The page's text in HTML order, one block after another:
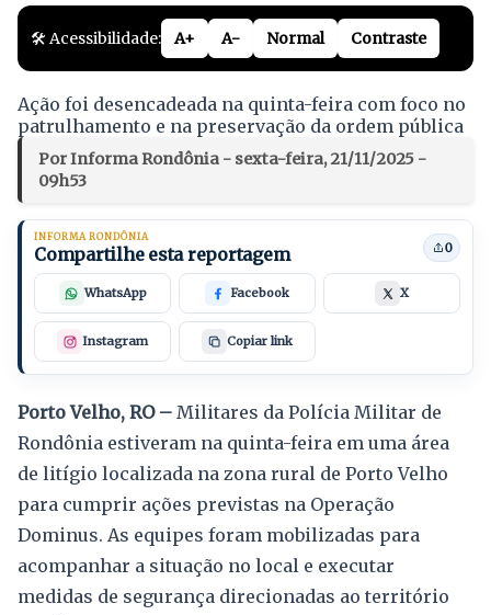
🛠️ Acessibilidade: A+ A- Normal Contraste
Ação foi desencadeada na quinta-feira com foco no
patrulhamento e na preservação da ordem pública
Por Informa Rondônia - sexta-feira, 21/11/2025 -
09h53
INFORMA RONDÔNIA
Compartilhe esta reportagem 0
WhatsApp Facebook X
Instagram Copiar link
Porto Velho, RO – Militares da Polícia Militar de
Rondônia estiveram na quinta-feira em uma área
de litígio localizada na zona rural de Porto Velho
para cumprir ações previstas na Operação
Dominus. As equipes foram mobilizadas para
acompanhar a situação no local e executar
medidas de segurança direcionadas ao território